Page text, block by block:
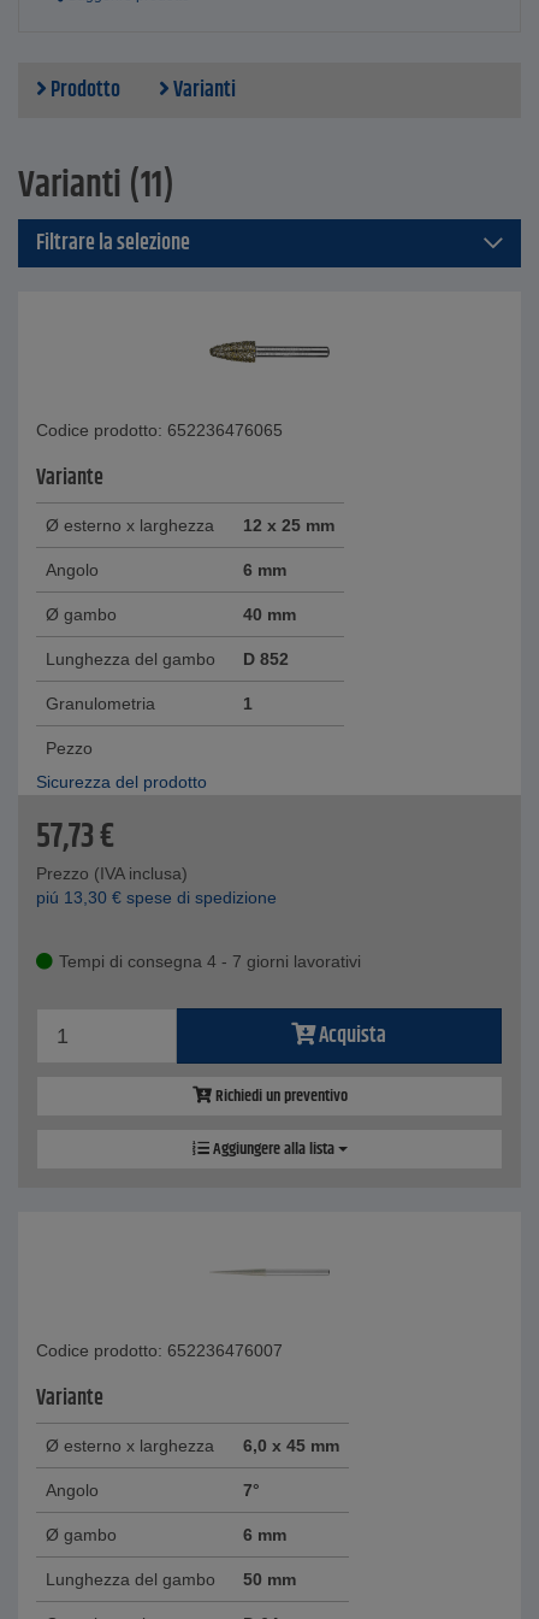
Materiale - Diamante
Granulometria - D 64
Prodotto Varianti
Varianti (11)
Filtrare la selezione
Codice prodotto: 652236476065
Variante
Ø esterno x larghezza 12 x 25 mm
Angolo 6 mm
Ø gambo 40 mm
Lunghezza del gambo D 852
Granulometria 1
Pezzo
Sicurezza del prodotto
57,73€
Prezzo (IVA inclusa)
piú 13,30 € spese di spedizione
Tempi di consegna 4 - 7 giorni lavorativi
Acquista
Richiedi un preventivo
Aggiungere alla lista
Codice prodotto: 652236476007
Variante
Ø esterno x larghezza 6,0 x 45 mm
Angolo 7°
Ø gambo 6 mm
Lunghezza del gambo 50 mm